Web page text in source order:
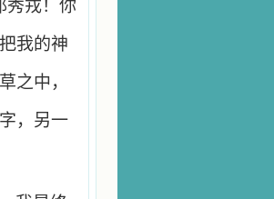
秀戎！你
我的神
之中，
，另一